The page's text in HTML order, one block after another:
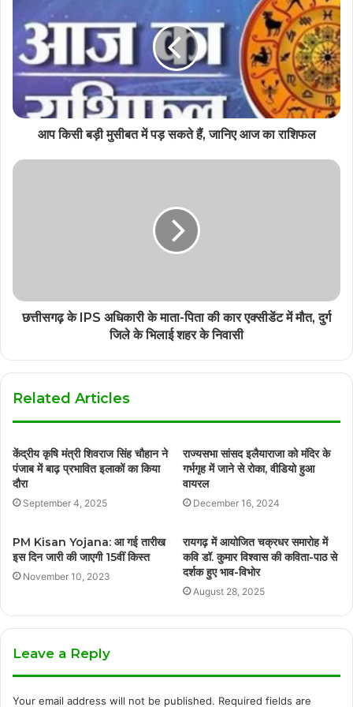
आप किसी बड़ी मुसीबत में पड़ सकते हैं, जानिए आज का राशिफल
छत्तीसगढ़ के IPS अधिकारी के माता-पिता की कार एक्सीडेंट में मौत, दुर्ग
जिले के भिलाई शहर के निवासी
Related Articles
केंद्रीय कृषि मंत्री शिवराज सिंह चौहान ने
पंजाब में बाढ़ प्रभावित इलाकों का किया
दौरा
September 4, 2025
राज्यसभा सांसद इलैयाराजा को मंदिर के
गर्भगृह में जाने से रोका, वीडियो हुआ
वायरल
December 16, 2024
PM Kisan Yojana: आ गई तारीख
इस दिन जारी की जाएगी 15वीं किस्त
November 10, 2023
रायगढ़ में आयोजित चक्रधर समारोह में
कवि डॉ. कुमार विश्वास की कविता-पाठ से
दर्शक हुए भाव-विभोर
August 28, 2025
Leave a Reply
Your email address will not be published. Required fields are